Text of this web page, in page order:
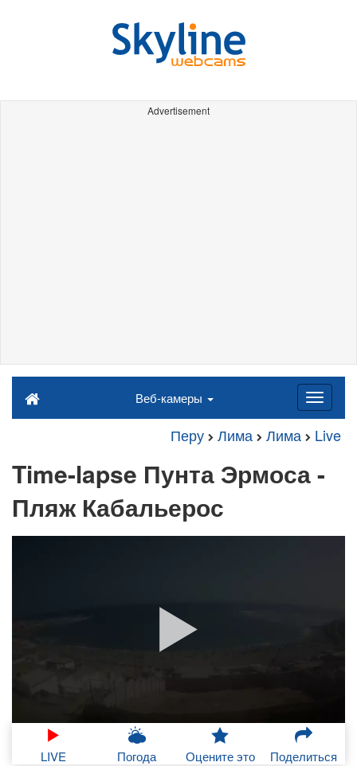
Advertisement
Веб-камеры
Перу Лима Лима Live
Time-lapse Пунта Эрмоса -
Пляж Кабальерос
LIVE Погода Оцените это Поделиться